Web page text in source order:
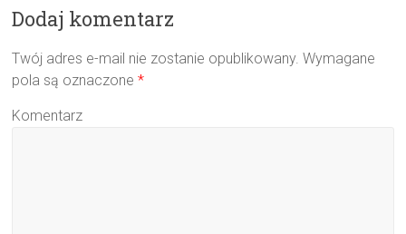
Dodaj komentarz
Twój adres e-mail nie zostanie opublikowany. Wymagane
pola są oznaczone*
Komentarz